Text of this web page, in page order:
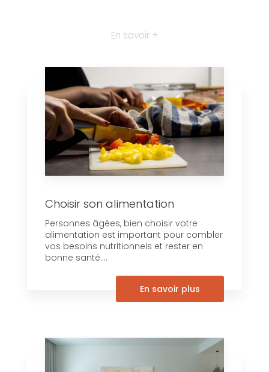
En savoir +
Choisir son alimentation
Personnes âgées, bien choisir votre
alimentation est important pour combler
vos besoins nutritionnels et rester en
bonne santé....
En savoir plus